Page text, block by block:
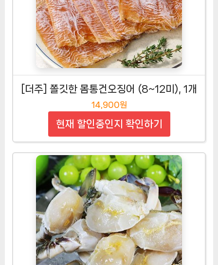
[더주] 쫄깃한 몸통건오징어 (8~12미), 1개
14,900원
현재 할인중인지 확인하기